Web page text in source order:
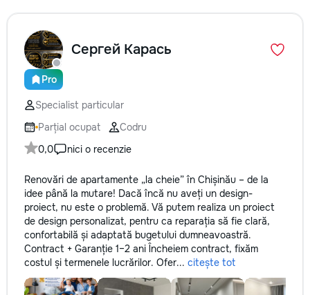
Pro
Сергей Карась
Specialist particular
Parțial ocupat
Codru
0,0
nici o recenzie
Renovări de apartamente „la cheie” în Chișinău – de la
idee până la mutare! Dacă încă nu aveți un design-
proiect, nu este o problemă. Vă putem realiza un proiect
de design personalizat, pentru ca reparația să fie clară,
confortabilă și adaptată bugetului dumneavoastră.
Contract + Garanție 1–2 ani Încheiem contract, fixăm
costul și termenele lucrărilor. Ofer... citește tot